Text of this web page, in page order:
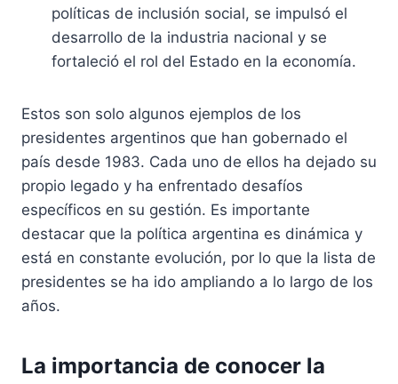
políticas de inclusión social, se impulsó el
desarrollo de la industria nacional y se
fortaleció el rol del Estado en la economía.
Estos son solo algunos ejemplos de los
presidentes argentinos que han gobernado el
país desde 1983. Cada uno de ellos ha dejado su
propio legado y ha enfrentado desafíos
específicos en su gestión. Es importante
destacar que la política argentina es dinámica y
está en constante evolución, por lo que la lista de
presidentes se ha ido ampliando a lo largo de los
años.
La importancia de conocer la